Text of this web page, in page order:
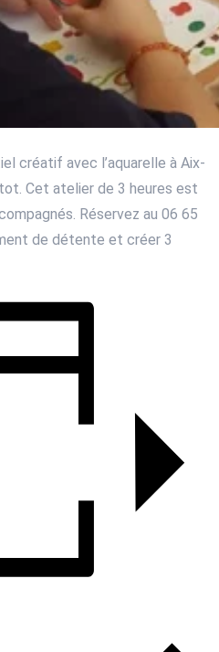
créatif avec l’aquarelle à Aix-
Cet atelier de 3 heures est
Réservez au 06 65
de détente et créer 3